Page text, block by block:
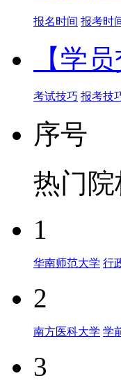
报名时间 报考时
【学
考试技巧 报考技
序号
热门院
1
华南师范大学 行
2
南方医科大学 学
3